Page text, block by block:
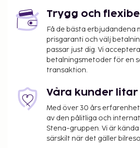
Trygg och
Få de bästa erbjudandena
prisgaranti och välj
passar just dig. Vi
betalningsmetoder för en
transaktion.
Våra kunder litar
Med över 30 års erfarenhet
av den pålitliga och
Stena-gruppen. Vi är
särskilt när det gäller